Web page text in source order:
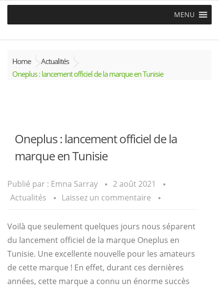
MENU
Home
Actualités
Oneplus : lancement officiel de la marque en Tunisie
Oneplus : lancement officiel de la
marque en Tunisie
Publié par : Emna Sarray
2 août 2021
Actualités
Laissez un commentaire
Voilà que seulement quelques jours nous séparent
du lancement officiel de la marque Oneplus en
Tunisie. Une excellente nouvelle pour les amateurs
de cette marque ! En effet, durant ces dernières
années, cette marque a connu un énorme succès